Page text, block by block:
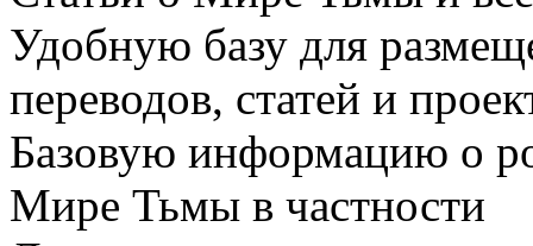
Удобную базу для
переводов, статей и
Базовую информацию о
Мире Тьмы в частности